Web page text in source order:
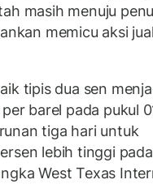
masih menuju
memicu aksi
tipis dua sen
barel pada pukul
tiga hari untuk
lebih tinggi
West Texas